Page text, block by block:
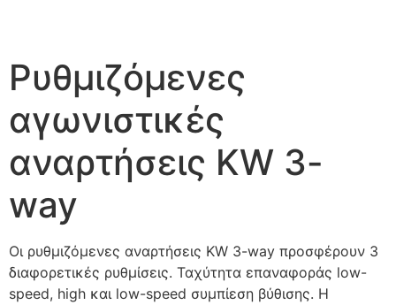
Ρυθμιζόμενες
αγωνιστικές
αναρτήσεις KW 3-
way
Οι ρυθμιζόμενες αναρτήσεις KW 3-way προσφέρουν 3
διαφορετικές ρυθμίσεις. Ταχύτητα επαναφοράς low-
speed, high και low-speed συμπίεση βύθισης. Η